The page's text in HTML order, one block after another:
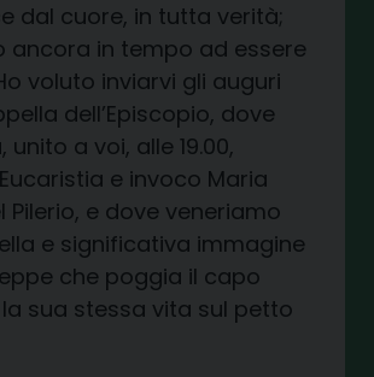
dal cuore, in tutta verità;
ancora in tempo ad essere
voluto inviarvi gli auguri
dell’Episcopio, dove
unito a voi, alle 19.00,
e invoco Maria
Pilerio, e dove veneriamo
e significativa immagine
che poggia il capo
sua stessa vita sul petto